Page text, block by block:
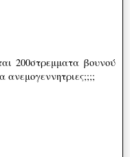
200στρεμματα βουνού
ανεμογεννητριες;;;;